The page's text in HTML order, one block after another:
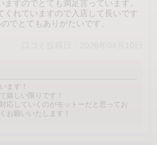
すのでとても満足言っています。
くれていますので入店して長いです
でとてもありがたいです、
ます！
嬉しい限りです！
応していくのがモットーだと思ってお
お願いいたします！